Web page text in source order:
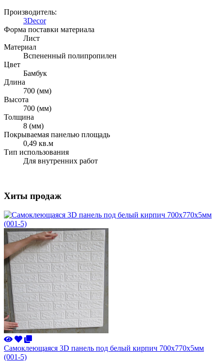
Производитель:
3Decor
Форма поставки материала
Лист
Материал
Вспененный полипропилен
Цвет
Бамбук
Длина
700 (мм)
Высота
700 (мм)
Толщина
8 (мм)
Покрываемая панелью площадь
0,49 кв.м
Тип использования
Для внутренних работ
Хиты продаж
Самоклеющаяся 3D панель под белый кирпич 700x770x5мм
(001-5)